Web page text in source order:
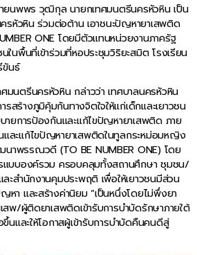
นพพร วุฒิกุล นายกเทศมนตรีนครหัวหิน เป็น
ครหัวหิน ร่วมต่อต้าน เอาชนะปัญหายาเสพติด
ONE โดยมีตัวแทนหน่วยงานภาครัฐ
ในพื้นที่เข้าร่วมที่หอประชุมวิริยะสมิต โรงเรียน
ขันธ์
นตรีนครหัวหิน กล่าวว่า เทศบาลนครหัวหิน
สร้างภูมิคุ้มกันทางจิตใจให้แก่เด็กและเยาวชน
ายการป้องกันและแก้ไขปัญหายาเสพติด ภาย
ละแก้ไขปัญหายาเสพติดในทูลกระหม่อมหญิง
พรรณวดี (TO BE NUMBER ONE) โดย
แบบองค์รวม ครอบคลุมทั้งสถานศึกษา ชุมชน/
ะสำนักงานคุมประพฤติ เพื่อให้เยาวชนมีส่วน
า และสร้างค่านิยม “เป็นหนึ่งโดยไม่พึ่งยา
สพ/ผู้ติดยาเสพติดเข้ารับการบำบัดรักษาภายใต้
นและให้โอกาสผู้เข้ารับการบำบัดคืนคนดีสู่